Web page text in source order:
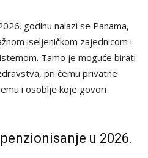
godinu nalazi se Panama,
iseljeničkom zajednicom i
Tamo je moguće birati
pri čemu privatne
i osoblje koje govori
u 2026.